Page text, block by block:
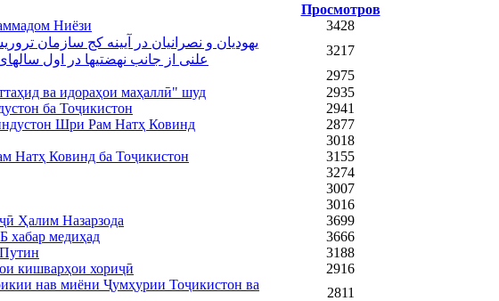
Просмотров
Ниёзи
3428
یهودیان و نصرانیان در آیینه کج سازمان
علنی از جانب نهضتیها در اول سالهای 90 سبب از تاجیکستان فرار کردن نمایندگان ملتهای غیرمسلمان
3217
2975
ва идораҳои маҳаллӣ" шуд
2935
ба Тоҷикистон
2941
Шри Рам Натҳ Ковинд
2877
3018
Натҳ Ковинд ба Тоҷикистон
3155
3274
3007
3016
Ҳалим Назарзода
3699
хабар медиҳад
3666
3188
кишварҳои хориҷӣ
2916
нав миёни Ҷумҳурии Тоҷикистон ва
2811